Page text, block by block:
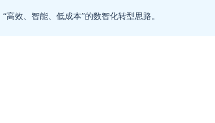
效、智能、低成本”的数智化转型思路。